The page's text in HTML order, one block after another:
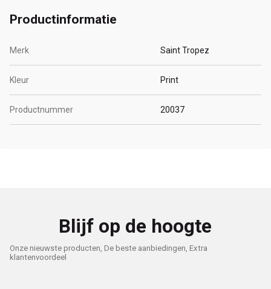
Productinformatie
Merk Saint Tropez
Kleur Print
Productnummer 20037
Blijf op de hoogte
Onze nieuwste producten, De beste aanbiedingen, Extra
klantenvoordeel